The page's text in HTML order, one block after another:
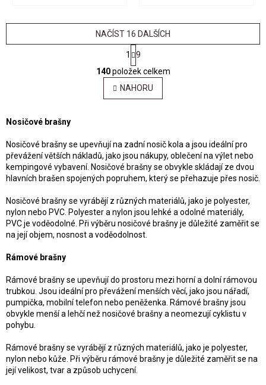
O
v
l
á
í
p
r
v
y
v
ý
p
NAČÍST 16 DALŠÍCH
S
t
r
á
n
k
n
í
1
9
140položek celkem
NAHORU
Nosičové brašny
Nosičové brašny se upevňují na zadní nosič kola a jsou ideální pro
převážení větších nákladů, jako jsou nákupy, oblečení na výlet nebo
kempingové vybavení. Nosičové brašny se obvykle skládají ze dvou
hlavních brašen spojených popruhem, který se přehazuje přes nosič.
Nosičové brašny se vyrábějí z různých materiálů, jako je polyester,
nylon nebo PVC. Polyester a nylon jsou lehké a odolné materiály,
PVC je voděodolné. Při výběru nosičové brašny je důležité zaměřit se
na její objem, nosnost a voděodolnost.
Rámové brašny
Rámové brašny se upevňují do prostoru mezi horní a dolní rámovou
trubkou. Jsou ideální pro převážení menších věcí, jako jsou nářadí,
pumpička, mobilní telefon nebo peněženka. Rámové brašny jsou
obvykle menší a lehčí než nosičové brašny a neomezují cyklistu v
pohybu.
Rámové brašny se vyrábějí z různých materiálů, jako je polyester,
nylon nebo kůže. Při výběru rámové brašny je důležité zaměřit se na
její velikost, tvar a způsob uchycení.